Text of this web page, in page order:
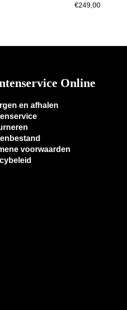
€249,00
Online
en afhalen
voorwaarden